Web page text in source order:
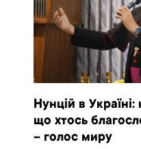
Нунцій в Україні:
що хтось
– голос миру